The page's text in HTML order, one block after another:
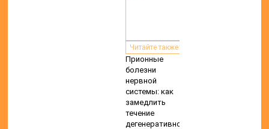
Читайте также:
Прионные
болезни
нервной
системы: как
замедлить
течение
дегенеративного